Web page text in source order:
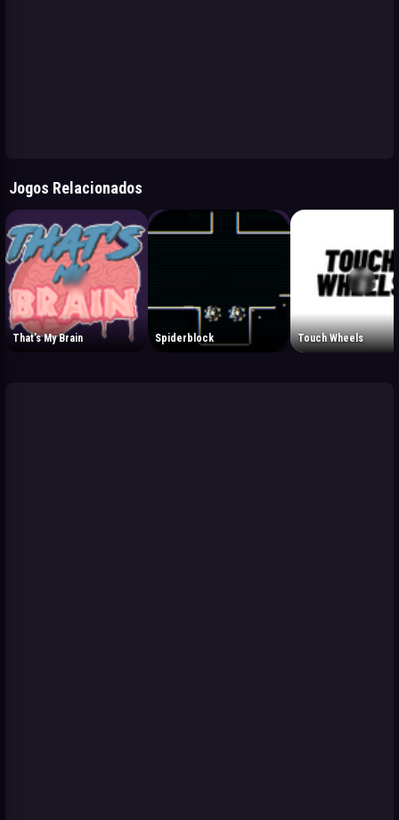
Jogos Relacionados
That’s My Brain Spiderblock Touch Wheels